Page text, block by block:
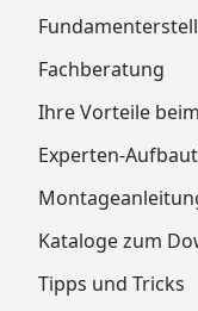
Fachberatung
Ihre Vorteile
Experten-
Kataloge zum
Tipps und Tricks